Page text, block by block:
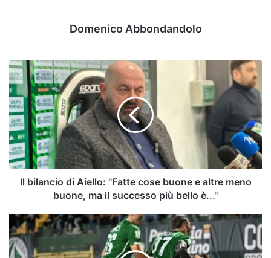
Domenico Abbondandolo
Il
bilancio
di
Aiello:
"Fatte
cose
buone
e
altre
meno
successo
più
Il bilancio di Aiello: "Fatte cose buone e altre meno
buone, ma il successo più bello è..."
bomber
dell’Avellino: